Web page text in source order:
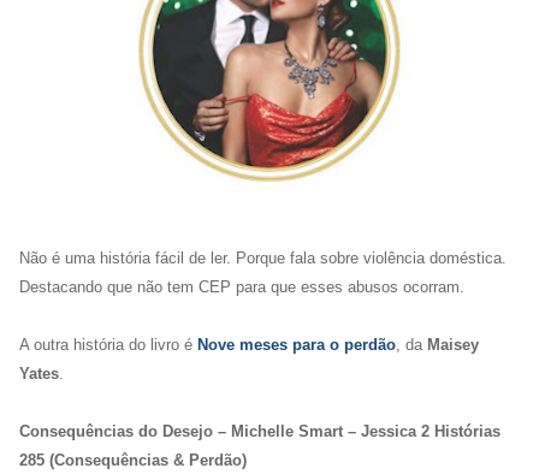
Não é uma história fácil de ler. Porque fala sobre violência doméstica.
Destacando que não tem CEP para que esses abusos ocorram.
A outra história do livro é Nove meses para o perdão , da Maisey
Yates
Consequências do Desejo – Michelle Smart – Jessica 2 Histórias
285 (Consequências & Perdão)